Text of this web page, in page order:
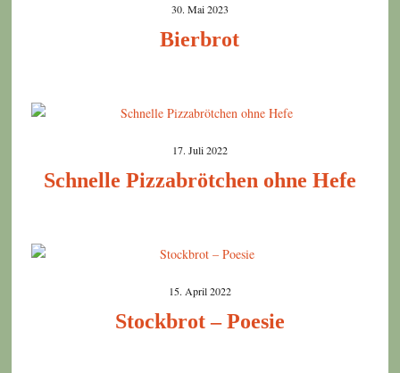
30. Mai 2023
Bierbrot
17. Juli 2022
Schnelle Pizzabrötchen ohne Hefe
15. April 2022
Stockbrot – Poesie